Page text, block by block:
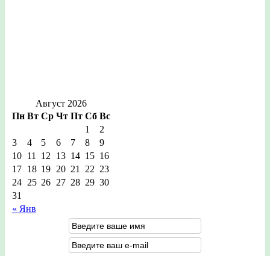
Август 2026
Пн Вт Ср Чт Пт Сб Вс
« Янв
1
2
3
4 5 6 7 8
9
10
11 12 13 14 15 16
17
18 19 20 21 22 23
24
25 26 27 28 29 30
31